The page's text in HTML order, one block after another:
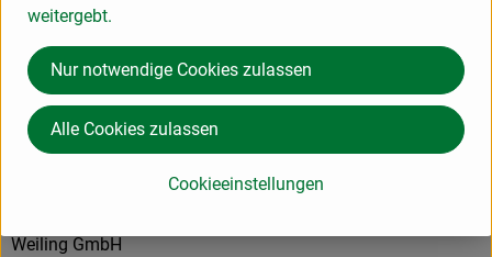
Herkunft
Hersteller: bioladen
Weiling GmbH
weitergebt.
Cookieeinstellungen
Nur notwendige Cookies zulassen
Alle Cookies zulassen